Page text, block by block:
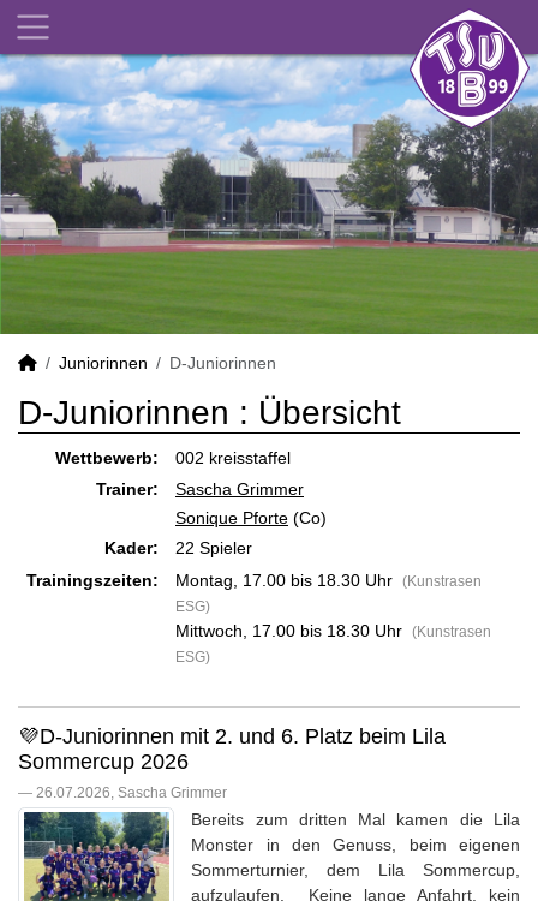
Juniorinnen D-Juniorinnen
D-Juniorinnen : Übersicht
Wettbewerb:
002 kreisstaffel
Trainer:
Sascha Grimmer
Sonique Pforte (Co)
Kader:
22 Spieler
Trainingszeiten:
Montag, 17.00 bis 18.30 Uhr (Kunstrasen
ESG)
Mittwoch, 17.00 bis 18.30 Uhr (Kunstrasen
ESG)
💜D-Juniorinnen mit 2. und 6. Platz beim Lila
Sommercup 2026
— 26.07.2026, Sascha Grimmer
Bereits zum dritten Mal kamen die Lila
Monster in den Genuss, beim eigenen
Sommerturnier, dem Lila Sommercup,
aufzulaufen. Keine lange Anfahrt, kein